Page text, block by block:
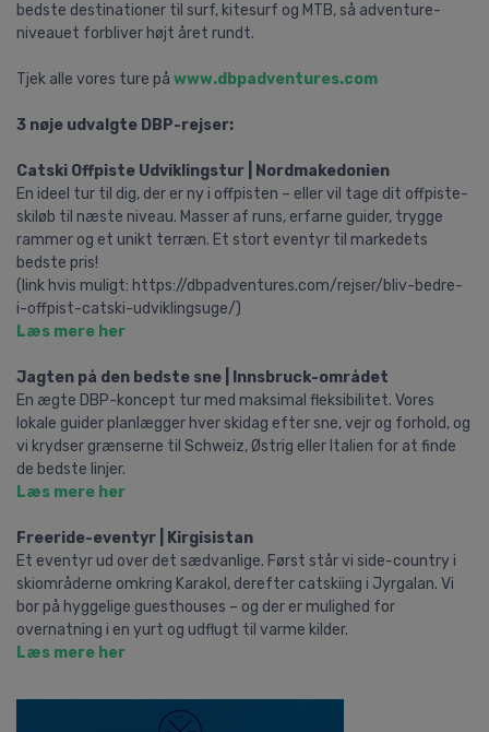
bedste destinationer til surf, kitesurf og MTB, så adventure-
niveauet forbliver højt året rundt.
Tjek alle vores ture på www.dbpadventures.com
3 nøje udvalgte DBP-rejser:
Catski Offpiste Udviklingstur | Nordmakedonien
En ideel tur til dig, der er ny i offpisten – eller vil tage dit offpiste-
skiløb til næste niveau. Masser af runs, erfarne guider, trygge
rammer og et unikt terræn. Et stort eventyr til markedets
bedste pris!
(link hvis muligt: https://dbpadventures.com/rejser/bliv-bedre-
i-offpist-catski-udviklingsuge/)
Læs mere her
Jagten på den bedste sne | Innsbruck-området
En ægte DBP-koncept tur med maksimal fleksibilitet. Vores
lokale guider planlægger hver skidag efter sne, vejr og forhold, og
vi krydser grænserne til Schweiz, Østrig eller Italien for at finde
de bedste linjer.
Læs mere her
Freeride-eventyr | Kirgisistan
Et eventyr ud over det sædvanlige. Først står vi side-country i
skiområderne omkring Karakol, derefter catskiing i Jyrgalan. Vi
bor på hyggelige guesthouses – og der er mulighed for
overnatning i en yurt og udflugt til varme kilder.
Læs mere her